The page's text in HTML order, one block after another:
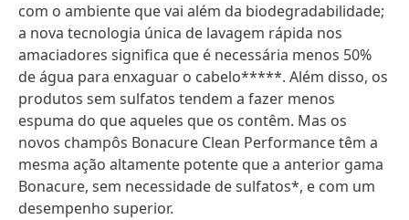
com o ambiente que vai além da biodegradabilidade;
a nova tecnologia única de lavagem rápida nos
amaciadores significa que é necessária menos 50%
de água para enxaguar o cabelo*****. Além disso, os
produtos sem sulfatos tendem a fazer menos
espuma do que aqueles que os contêm. Mas os
novos champôs Bonacure Clean Performance têm a
mesma ação altamente potente que a anterior gama
Bonacure, sem necessidade de sulfatos*, e com um
desempenho superior.